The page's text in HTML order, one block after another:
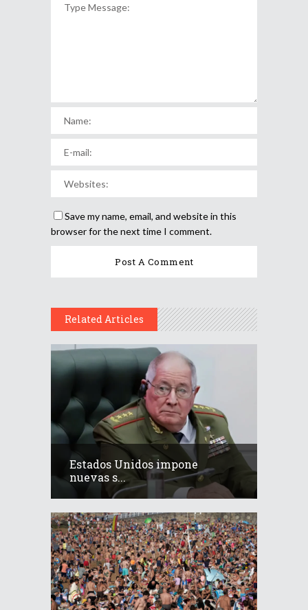
Save my name, email, and website in this
browser for the next time I comment.
Related Articles
Estados Unidos impone
nuevas s...